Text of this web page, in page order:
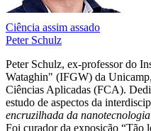
Ciência assim assado
Peter Schulz
Peter Schulz, ex-professor do
Wataghin" (IFGW) da
Ciências Aplicadas (FCA).
estudo de aspectos da
encruzilhada da
Foi curador da exposição “Tão